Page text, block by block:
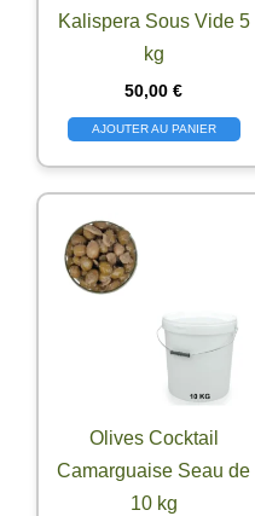
Kalispera Sous Vide 5
kg
50,00 €
AJOUTER AU PANIER
Olives Cocktail
Camarguaise Seau de
10 kg